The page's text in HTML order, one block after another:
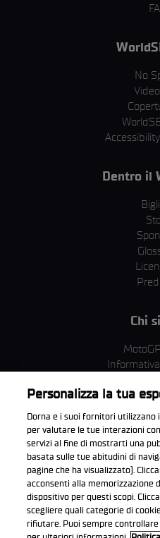
No
Dentro il
Chi
Condizioni
Condizioni
Scarica l'app
Personalizza la tua
Dorna e i suoi fornitori utilizzano
per valutare le tue interazioni
servizi al fine di mostrarti una
basata sulle tue abitudini di
pagine che ha visualizzato).
acconsenti alla memorizzazione
dispositivo per questi scopi.
scegliere quali categorie di
rifiutare. Puoi sempre